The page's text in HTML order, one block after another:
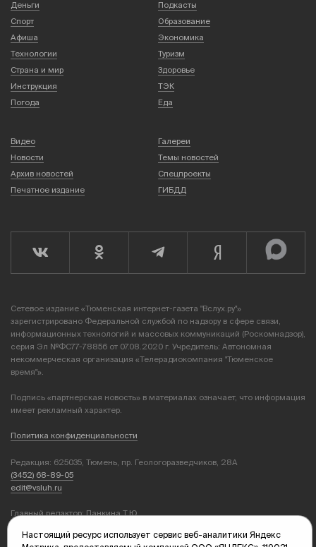
Деньги
Подкасты
Спорт
Образование
Афиша
Экономика
Технологии
Туризм
Страна и мир
Здоровье
Инструкция
ТЭК
Погода
Еда
Видео
Галереи
Новости
Темы новостей
Архив новостей
Спецпроекты
Печатное издание
ГИБДД
Сетевое издание «Тюменская интернет-газета "Вслух.ру"»
зарегистрировано Федеральной службой по надзору в сфере связи,
информационных технологий и массовых коммуникаций (Роскомнадзор),
серия Эл №ФС77-78856 от 07.08.2020 г. Учредитель: Автономная
некоммерческая организация «Телерадиокомпания "Тюменское
время"».
Подпись «партнерская новость» в материалах означает, что информация
имеет рекламный характер.
Политика конфиденциальности
Редакция: 625035, Тюмень, пр. Геологоразведчиков, 28А
(3452) 68-89-05
edit@vsluh.ru
Главный редактор: Панкина Т.Ю.
Настоящий ресурс использует сервис веб-аналитики Яндекс